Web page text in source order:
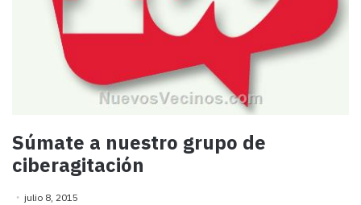
Súmate a nuestro grupo de
ciberagitación
julio 8, 2015